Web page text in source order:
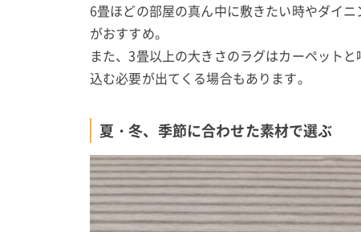
6畳ほどの部屋の真ん中に敷きたい時やダイ
がおすすめ。
また、3畳以上の大きさのラグはカーペット
込む必要が出てくる場合もあります。
夏・冬、季節に合わせた素材で選ぶ